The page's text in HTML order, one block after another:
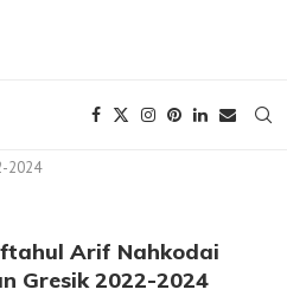
2024
Arif Nahkodai
Gresik 2022-2024